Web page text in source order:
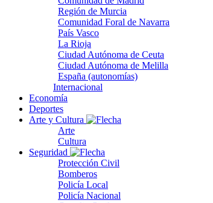
Región de Murcia
Comunidad Foral de Navarra
País Vasco
La Rioja
Ciudad Autónoma de Ceuta
Ciudad Autónoma de Melilla
España (autonomías)
Internacional
Economía
Deportes
Arte y Cultura
Arte
Cultura
Seguridad
Protección Civil
Bomberos
Policía Local
Policía Nacional